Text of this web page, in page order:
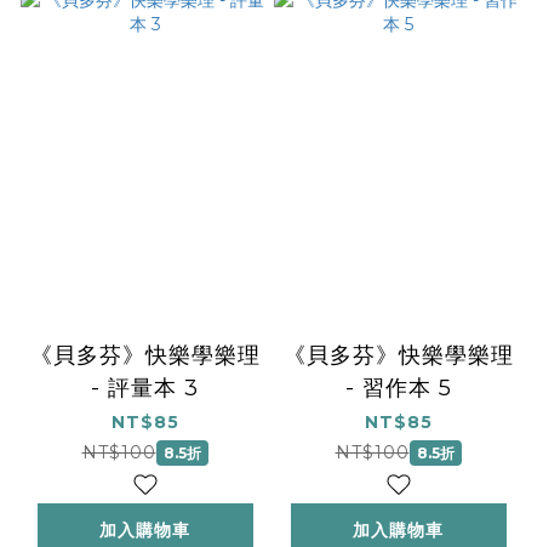
《貝多芬》快樂學樂理
- 評量本 3
NT$85
NT$100 8.5折
加入購物車
《貝多芬》快樂學樂理
- 習作本 5
NT$85
NT$100 8.5折
加入購物車